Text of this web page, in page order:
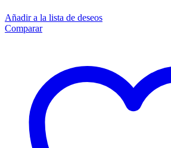
Añadir a la lista de deseos
Comparar